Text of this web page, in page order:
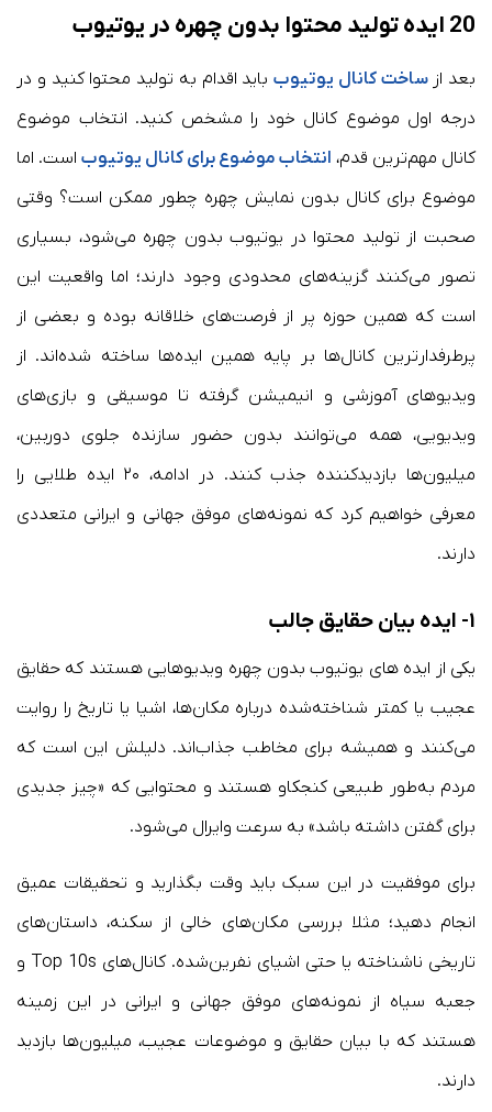
20 ایده تولید محتوا بدون چهره در یوتیوب
بعد ازساخت کانال یوتیوب باید اقدام به تولید محتوا کنید و در
درجه اول موضوع کانال خود را مشخص کنید. انتخاب موضوع
کانال مهم‌ترین قدم، انتخاب موضوع برای کانال یوتیوب است. اما
موضوع برای کانال بدون نمایش چهره چطور ممکن است؟ وقتی
صحبت از تولید محتوا در یوتیوب بدون چهره می‌شود، بسیاری
تصور می‌کنند گزینه‌های محدودی وجود دارند؛ اما واقعیت این
است که همین حوزه پر از فرصت‌های خلاقانه بوده و بعضی از
پرطرفدارترین کانال‌ها بر پایه همین ایده‌ها ساخته شده‌اند. از
ویدیوهای آموزشی و انیمیشن گرفته تا موسیقی و بازی‌های
ویدیویی، همه می‌توانند بدون حضور سازنده جلوی دوربین،
میلیون‌ها بازدیدکننده جذب کنند. در ادامه، ۲۰ ایده طلایی را
معرفی خواهیم کرد که نمونه‌های موفق جهانی و ایرانی متعددی
دارند.
۱- ایده بیان حقایق جالب
یکی از ایده های یوتیوب بدون چهره ویدیوهایی هستند که حقایق
عجیب یا کمتر شناخته‌شده درباره مکان‌ها، اشیا یا تاریخ را روایت
می‌کنند و همیشه برای مخاطب جذاب‌اند. دلیلش این است که
مردم به‌طور طبیعی کنجکاو هستند و محتوایی که «چیز جدیدی
برای گفتن داشته باشد» به سرعت وایرال می‌شود.
برای موفقیت در این سبک باید وقت بگذارید و تحقیقات عمیق
انجام دهید؛ مثلا بررسی مکان‌های خالی از سکنه، داستان‌های
تاریخی ناشناخته یا حتی اشیای نفرین‌شده. کانال‌های Top 10s و
جعبه سیاه از نمونه‌های موفق جهانی و ایرانی در این زمینه
هستند که با بیان حقایق و موضوعات عجیب، میلیون‌ها بازدید
دارند.